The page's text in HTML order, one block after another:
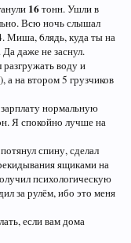
16тонн. Ушли в
Всю ночь слышал
Миша, 6лядь, куда ты на
даже не заснул.
разгружать воду и
а на втором 5 грузчиков
нормальную
Я спокойно лучше на
спину, сделал
ящиками на
психологическую
за рулём, ибо это меня
если вам дома